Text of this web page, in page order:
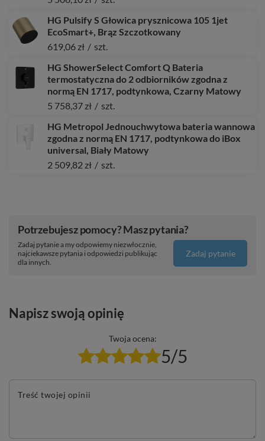
HG Pulsify S Głowica prysznicowa 105 1jet
EcoSmart+, Brąz Szczotkowany
619,06 zł / szt.
HG ShowerSelect Comfort Q Bateria
termostatyczna do 2 odbiorników zgodna z
normą EN 1717, podtynkowa, Czarny Matowy
5 758,37 zł / szt.
HG Metropol Jednouchwytowa bateria wannowa
zgodna z normą EN 1717, podtynkowa do iBox
universal, Biały Matowy
2 509,82 zł / szt.
Potrzebujesz pomocy? Masz pytania?
Zadaj pytanie a my odpowiemy niezwłocznie,
najciekawsze pytania i odpowiedzi publikując
dla innych.
Zadaj pytanie
Napisz swoją opinię
Twoja ocena:
5/5
Treść twojej opinii